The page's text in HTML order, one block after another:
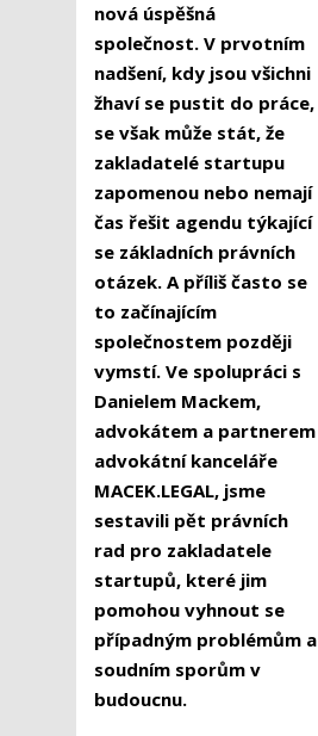
nová úspěšná
společnost. V prvotním
nadšení, kdy jsou všichni
žhaví se pustit do práce,
se však může stát, že
zakladatelé startupu
zapomenou nebo nemají
čas řešit agendu týkající
se základních právních
otázek. A příliš často se
to začínajícím
společnostem později
vymstí. Ve spolupráci s
Danielem Mackem,
advokátem a partnerem
advokátní kanceláře
MACEK.LEGAL, jsme
sestavili pět právních
rad pro zakladatele
startupů, které jim
pomohou vyhnout se
případným problémům a
soudním sporům v
budoucnu.